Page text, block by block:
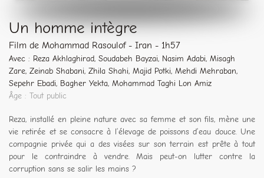
Un homme intègre
Film de Mohammad Rasoulof - Iran - 1h57
Avec : Reza Akhlaghirad, Soudabeh Bayzai, Nasim Adabi, Misagh
Zare, Zeinab Shabani, Zhila Shahi, Majid Potki, Mehdi Mehraban,
Sepehr Ebadi, Bagher Yekta, Mohammad Taghi Lon Amiz
Âge : Tout public
Reza, installé en pleine nature avec sa femme et son fils, mène une
vie retirée et se consacre à l’élevage de poissons d’eau douce. Une
compagnie privée qui a des visées sur son terrain est prête à tout
pour le contraindre à vendre. Mais peut-on lutter contre la
corruption sans se salir les mains ?